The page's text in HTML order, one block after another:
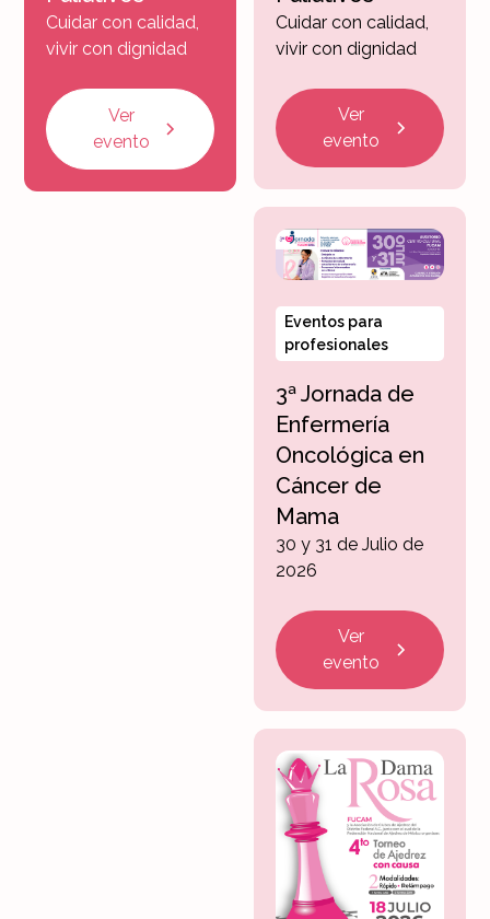
Cuidar con calidad,
vivir con dignidad
Ver
evento
Cuidar con calidad,
vivir con dignidad
Ver
evento
Eventos para
profesionales
3ª Jornada de
Enfermería
Oncológica en
Cáncer de
Mama
30 y 31 de Julio de
2026
Ver
evento